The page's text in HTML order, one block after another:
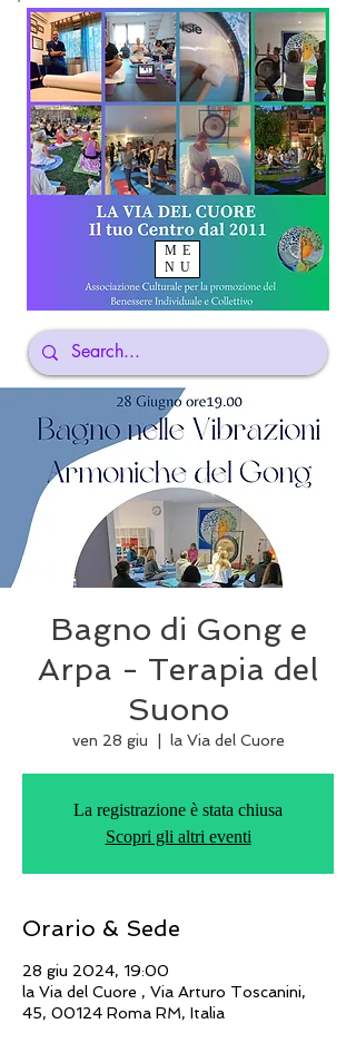
ME
NU
Bagno di Gong e
Arpa - Terapia del
Suono
ven 28 giu la Via del Cuore
La registrazione è stata chiusa
Scopri gli altri eventi
Orario & Sede
28 giu 2024, 19:00
la Via del Cuore , Via Arturo Toscanini,
45, 00124 Roma RM, Italia